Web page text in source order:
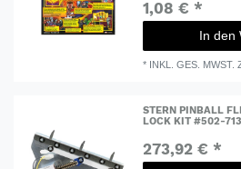
1,08 € *
In den
* INKL. GES. MWST.
STERN PINBALL
LOCK KIT #502-
273,92 € *